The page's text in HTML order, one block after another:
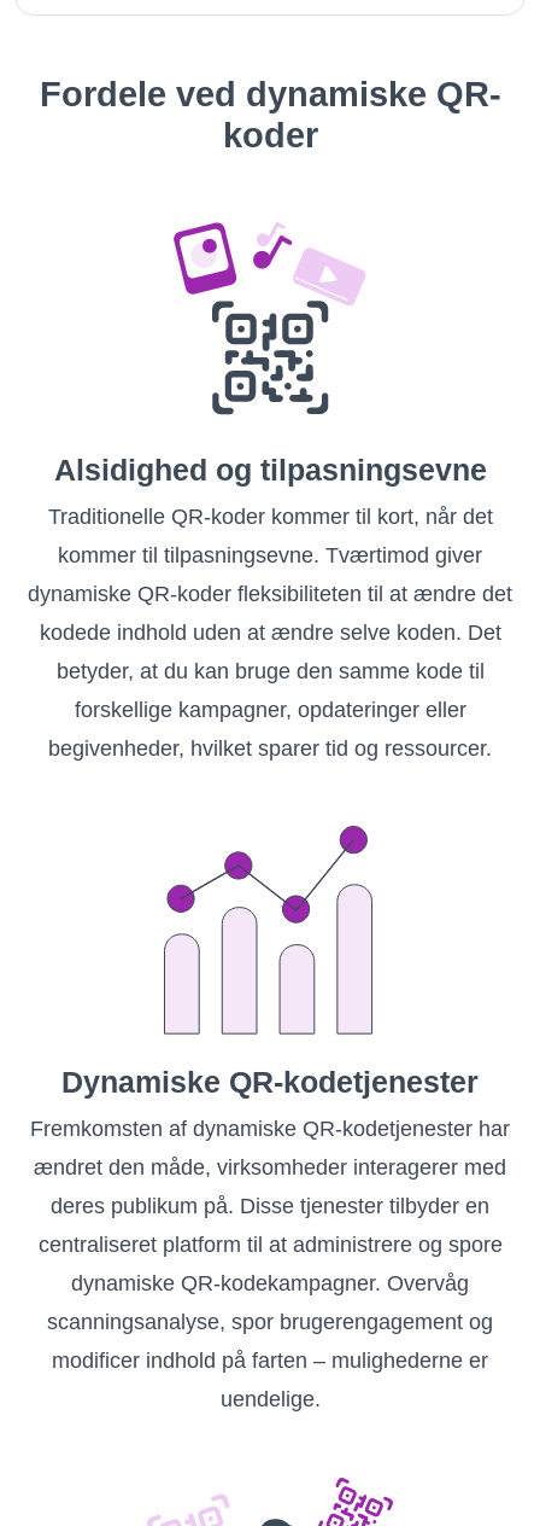
Fordele ved dynamiske QR-
koder
Alsidighed og tilpasningsevne
Traditionelle QR-koder kommer til kort, når det
kommer til tilpasningsevne. Tværtimod giver
dynamiske QR-koder fleksibiliteten til at ændre det
kodede indhold uden at ændre selve koden. Det
betyder, at du kan bruge den samme kode til
forskellige kampagner, opdateringer eller
begivenheder, hvilket sparer tid og ressourcer.
Dynamiske QR-kodetjenester
Fremkomsten af ​​dynamiske QR-kodetjenester har
ændret den måde, virksomheder interagerer med
deres publikum på. Disse tjenester tilbyder en
centraliseret platform til at administrere og spore
dynamiske QR-kodekampagner. Overvåg
scanningsanalyse, spor brugerengagement og
modificer indhold på farten – mulighederne er
uendelige.